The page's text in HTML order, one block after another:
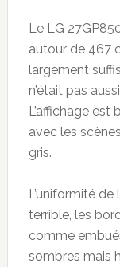
Le LG
autour de 467
largement
n’était pas
L’affichage
avec les
gris.
L’uniformité
terrible, les
comme
sombres mais